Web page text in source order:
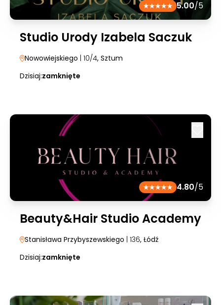
5.00/5
Studio Urody Izabela Saczuk
Nowowiejskiego | 10/4, Sztum
Dzisiaj:zamknięte
4.80/5
Beauty&Hair Studio Academy
Stanisława Przybyszewskiego | 136, Łódź
Dzisiaj:zamknięte